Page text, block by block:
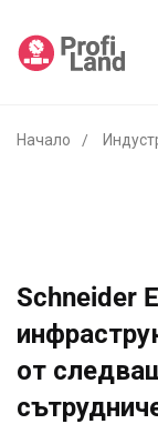
Начало
Schneider
от